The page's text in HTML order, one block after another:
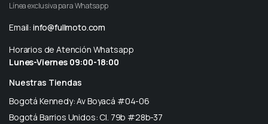
Línea exclusiva para Whatsapp
Email: info@fullmoto.com
Horarios de Atención Whatsapp
Lunes-Viernes 09:00-18:00
Nuestras Tiendas
Bogotá Kennedy: Av Boyacá #04-06
Bogotá Barrios Unidos: Cl. 79b #28b-37